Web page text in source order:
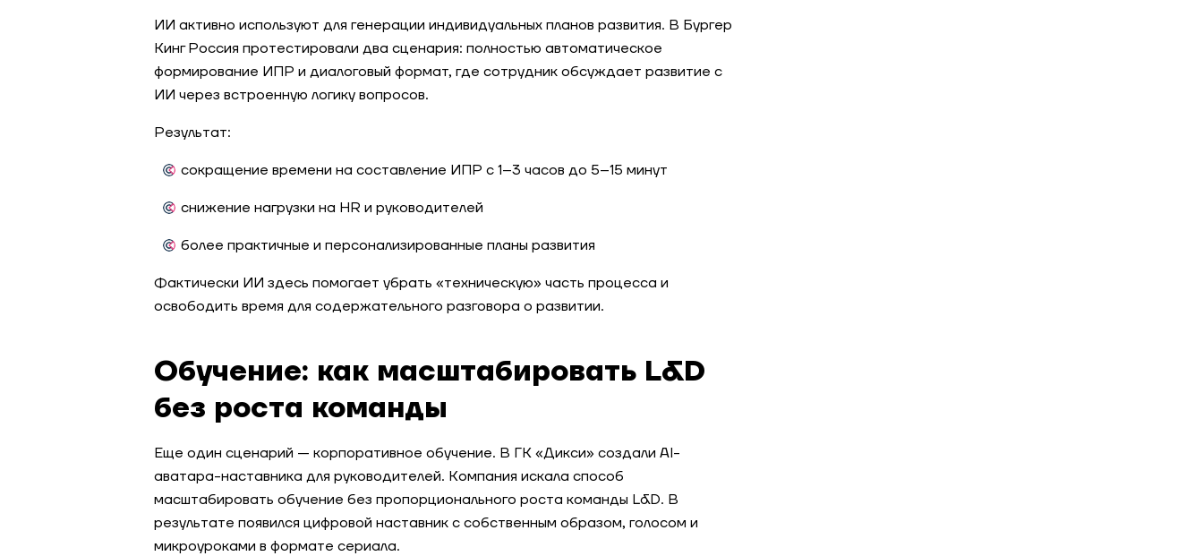
ИИ активно используют для генерации индивидуальных планов развития. В Бургер
Кинг Россия протестировали два сценария: полностью автоматическое
формирование ИПР и диалоговый формат, где сотрудник обсуждает развитие с
ИИ через встроенную логику вопросов.
Результат:
сокращение времени на составление ИПР с 1–3 часов до 5–15 минут
снижение нагрузки на HR и руководителей
более практичные и персонализированные планы развития
Фактически ИИ здесь помогает убрать «техническую» часть процесса и
освободить время для содержательного разговора о развитии.
Обучение: как масштабировать L&D
без роста команды
Еще один сценарий — корпоративное обучение. В ГК «Дикси» создали AI-
аватара-наставника для руководителей. Компания искала способ
масштабировать обучение без пропорционального роста команды L&D. В
результате появился цифровой наставник с собственным образом, голосом и
микроуроками в формате сериала.